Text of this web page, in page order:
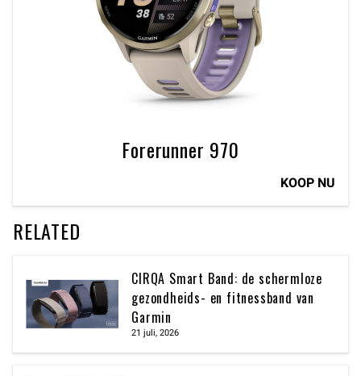
Forerunner 970
KOOP NU
RELATED
CIRQA Smart Band: de schermloze
gezondheids- en fitnessband van
Garmin
21 juli, 2026